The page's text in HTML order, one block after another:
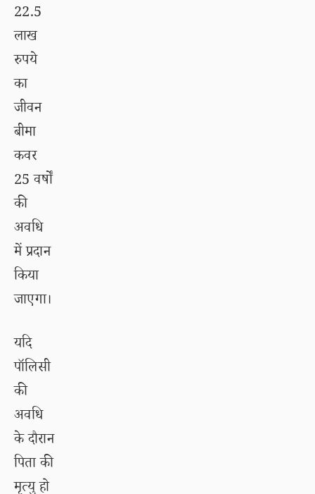
22.5
लाख
रुपये
का
जीवन
बीमा
कवर
25 वर्षों
की
अवधि
में प्रदान
किया
जाएगा।
यदि
पॉलिसी
की
अवधि
के दौरान
पिता की
मृत्यु हो